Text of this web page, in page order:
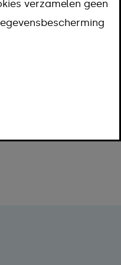
verzamelen geen